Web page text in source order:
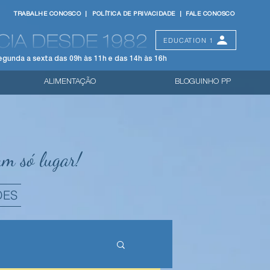
TRABALHE CONOSCO | POLÍTICA DE PRIVACIDADE | FALE CONOSCO
EDUCATION 1
a sexta das 09h às 11h e das 14h às 16h
ALIMENTAÇÃO BLOGUINHO PP
só lugar!